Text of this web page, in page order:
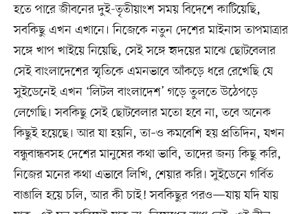
হতে পারে জীবনের দুই-তৃতীয়াংশ সময় বিদেশে কাটিয়েছি,
সবকিছু এখন এখানে। নিজেকে নতুন দেশের মাইনাস তাপমাত্রার
সঙ্গে খাপ খাইয়ে নিয়েছি, সেই সঙ্গে হৃদয়ের মাঝে ছোটবেলার
সেই বাংলাদেশের স্মৃতিকে এমনভাবে আঁকড়ে ধরে রেখেছি যে
সুইডেনেই এখন ‘লিটল বাংলাদেশ’ গড়ে তুলতে উঠেপড়ে
লেগেছি। সবকিছু সেই ছোটবেলার মতো হবে না, তবে অনেক
কিছুই হয়েছে। আর যা হয়নি, তা–ও কমবেশি হয় প্রতিদিন, যখন
বন্ধুবান্ধবসহ দেশের মানুষের কথা ভাবি, তাদের জন্য কিছু করি,
নিজের মনের কথা এভাবে লিখি, শেয়ার করি। সুইডেনে গর্বিত
বাঙালি হয়ে চলি, আর কী চাই! সবকিছুর পরও—যায় যদি যায়